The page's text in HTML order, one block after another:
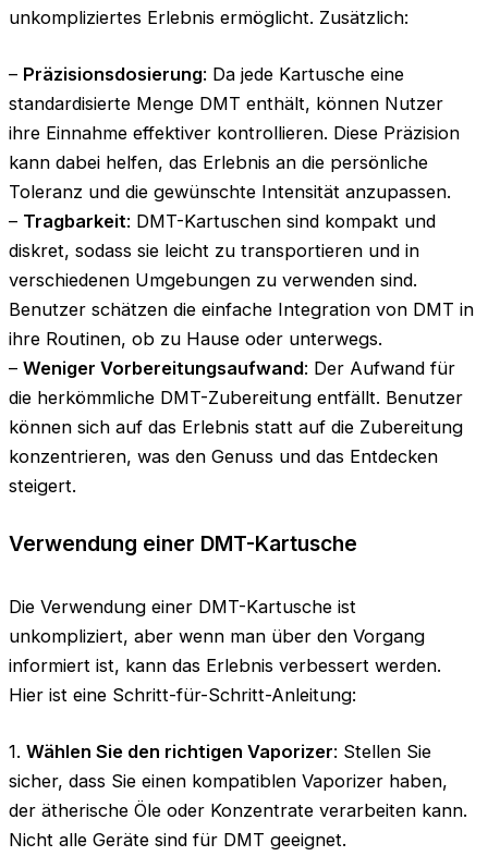
unkompliziertes Erlebnis ermöglicht. Zusätzlich:
– Präzisionsdosierung: Da jede Kartusche eine
standardisierte Menge DMT enthält, können Nutzer
ihre Einnahme effektiver kontrollieren. Diese Präzision
kann dabei helfen, das Erlebnis an die persönliche
Toleranz und die gewünschte Intensität anzupassen.
– Tragbarkeit: DMT-Kartuschen sind kompakt und
diskret, sodass sie leicht zu transportieren und in
verschiedenen Umgebungen zu verwenden sind.
Benutzer schätzen die einfache Integration von DMT in
ihre Routinen, ob zu Hause oder unterwegs.
– Weniger Vorbereitungsaufwand: Der Aufwand für
die herkömmliche DMT-Zubereitung entfällt. Benutzer
können sich auf das Erlebnis statt auf die Zubereitung
konzentrieren, was den Genuss und das Entdecken
steigert.
Verwendung einer DMT-Kartusche
Die Verwendung einer DMT-Kartusche ist
unkompliziert, aber wenn man über den Vorgang
informiert ist, kann das Erlebnis verbessert werden.
Hier ist eine Schritt-für-Schritt-Anleitung:
1. Wählen Sie den richtigen Vaporizer: Stellen Sie
sicher, dass Sie einen kompatiblen Vaporizer haben,
der ätherische Öle oder Konzentrate verarbeiten kann.
Nicht alle Geräte sind für DMT geeignet.